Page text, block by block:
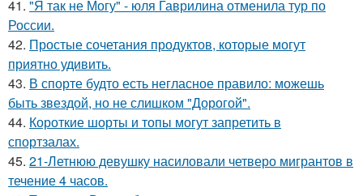
41. "Я так не Могу" - юля Гаврилина отменила тур по
России.
42. Простые сочетания продуктов, которые могут
приятно удивить.
43. В спорте будто есть негласное правило: можешь
быть звездой, но не слишком "Дорогой".
44. Короткие шорты и топы могут запретить в
спортзалах.
45. 21-Летнюю девушку насиловали четверо мигрантов в
течение 4 часов.